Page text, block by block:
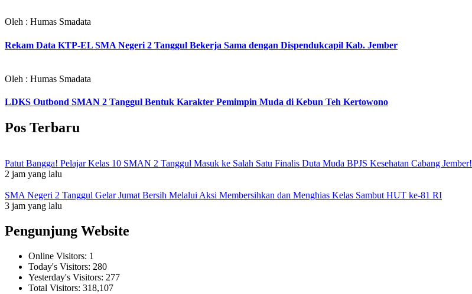
Oleh : Humas Smadata
Rekam Data KTP-EL SMA Negeri 2 Tanggul Bekerja Sama dengan Dispendukcapil Kab. Jember
Oleh : Humas Smadata
LDKS Outbond SMAN 2 Tanggul Bentuk Karakter Pemimpin Muda di Kebun Teh Kertowono
Pos Terbaru
Patut Bangga! Pelajar Kelas 10 SMAN 2 Tanggul Masuk ke Salah Satu Finalis Duta Muda BPJS Kesehatan Cabang Jember!
2 jam yang lalu
SMA Negeri 2 Tanggul Gelar Jumat Bersih Melalui Aksi Membersihkan dan Menghias Kelas Sambut HUT ke-81 RI
3 jam yang lalu
Pengunjung Website
Online Visitors: 1
Today's Visitors: 280
Yesterday's Visitors: 277
Total Visitors: 318,107